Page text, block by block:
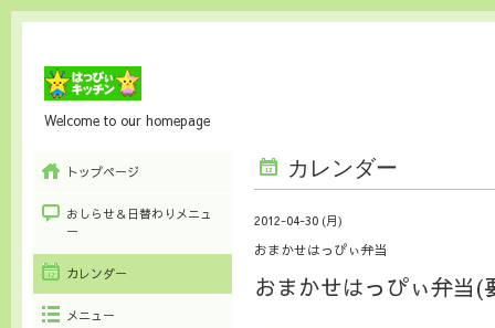
Welcome to our homepage
カレンダー
2012-04-30 (月)
おまかせはっぴぃ弁当
おまかせはっぴぃ弁当
トップページ
おしらせ＆日替わりメニュ
ー
カレンダー
メニュー